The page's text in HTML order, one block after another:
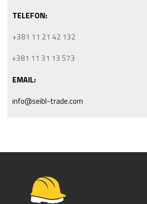
TELEFON:
+381 11 21 42 132
+381 11 31 13 573
EMAIL:
info@seibl-trade.com